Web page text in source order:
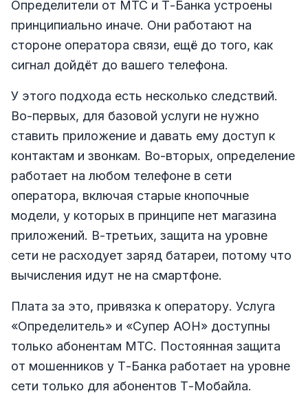
Определители от МТС и Т-Банка устроены
принципиально иначе. Они работают на
стороне оператора связи, ещё до того, как
сигнал дойдёт до вашего телефона.
У этого подхода есть несколько следствий.
Во-первых, для базовой услуги не нужно
ставить приложение и давать ему доступ к
контактам и звонкам. Во-вторых, определение
работает на любом телефоне в сети
оператора, включая старые кнопочные
модели, у которых в принципе нет магазина
приложений. В-третьих, защита на уровне
сети не расходует заряд батареи, потому что
вычисления идут не на смартфоне.
Плата за это, привязка к оператору. Услуга
«Определитель» и «Супер АОН» доступны
только абонентам МТС. Постоянная защита
от мошенников у Т-Банка работает на уровне
сети только для абонентов Т-Мобайла.